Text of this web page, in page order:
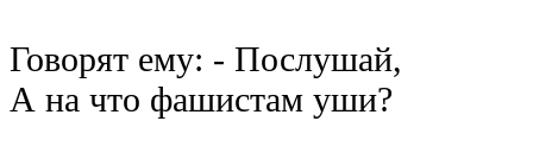
Говорят ему: - Послушай,
А на что фашистам уши?